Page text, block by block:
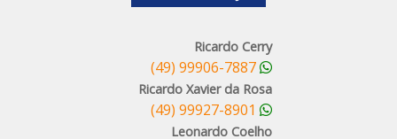
Ricardo Cerry
(49) 99906-7887
Ricardo Xavier da Rosa
(49) 99927-8901
Leonardo Coelho